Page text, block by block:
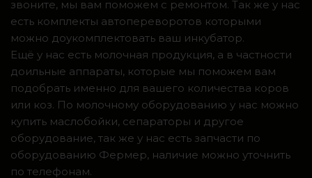
звоните, мы вам поможем с ремонтом. Так же у нас
есть комплекты автопереворотов которыми
можно доукомплектовать ваш инкубатор.
Ещё у нас есть молочная продукция, а в частности
доильные аппараты, которые мы поможем вам
подобрать именно для вашего количества коров
или коз. По молочному оборудованию у нас можно
купить маслобойки, сепараторы и другое
оборудование, так же у нас есть запчасти по
оборудованию Фермер, наличие можно уточнить
по телефонам.